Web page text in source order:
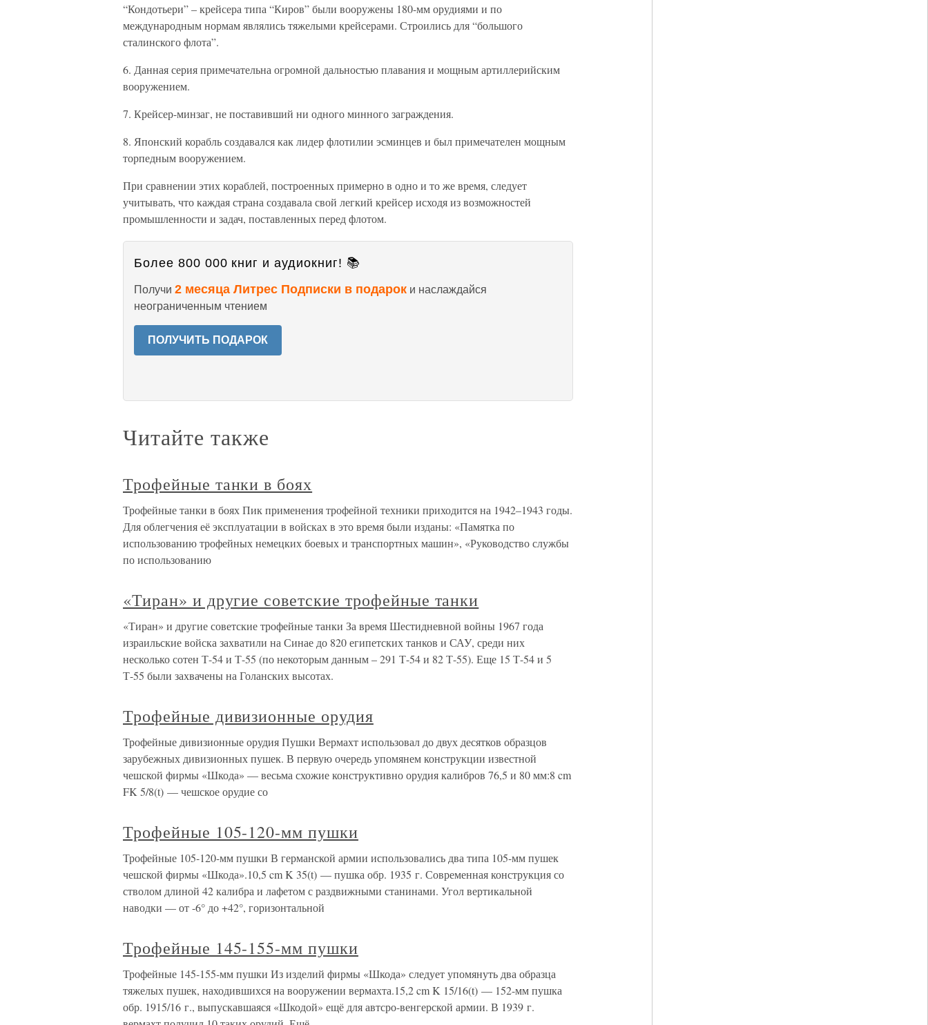
“Кондотьери” – крейсера типа “Киров” были вооружены 180-мм орудиями и по
международным нормам являлись тяжелыми крейсерами. Строились для “большого
сталинского флота”.
6. Данная серия примечательна огромной дальностью плавания и мощным артиллерийским
вооружением.
7. Крейсер-минзаг, не поставивший ни одного минного заграждения.
8. Японский корабль создавался как лидер флотилии эсминцев и был примечателен мощным
торпедным вооружением.
При сравнении этих кораблей, построенных примерно в одно и то же время, следует
учитывать, что каждая страна создавала свой легкий крейсер исходя из возможностей
промышленности и задач, поставленных перед флотом.
Более 800 000 книг и аудиокниг! 📚
Получи 2 месяца Литрес Подписки в подарок и наслаждайся
неограниченным чтением
ПОЛУЧИТЬ ПОДАРОК
Читайте также
Трофейные танки в боях
Трофейные танки в боях Пик применения трофейной техники приходится на 1942–1943 годы.
Для облегчения её эксплуатации в войсках в это время были изданы: «Памятка по
использованию трофейных немецких боевых и транспортных машин», «Руководство службы
по использованию
«Тиран» и другие советские трофейные танки
«Тиран» и другие советские трофейные танки За время Шестидневной войны 1967 года
израильские войска захватили на Синае до 820 египетских танков и САУ, среди них
несколько сотен Т-54 и Т-55 (по некоторым данным – 291 Т-54 и 82 Т-55). Еще 15 Т-54 и 5
Т-55 были захвачены на Голанских высотах.
Трофейные дивизионные орудия
Трофейные дивизионные орудия Пушки Вермахт использовал до двух десятков образцов
зарубежных дивизионных пушек. В первую очередь упомянем конструкции известной
чешской фирмы «Шкода» — весьма схожие конструктивно орудия калибров 76,5 и 80 мм:8 cm
FK 5/8(t) — чешское орудие со
Трофейные 105-120-мм пушки
Трофейные 105-120-мм пушки В германской армии использовались два типа 105-мм пушек
чешской фирмы «Шкода».10,5 cm K 35(t) — пушка обр. 1935 г. Современная конструкция со
стволом длиной 42 калибра и лафетом с раздвижными станинами. Угол вертикальной
наводки — от -6° до +42°, горизонтальной
Трофейные 145-155-мм пушки
Трофейные 145-155-мм пушки Из изделий фирмы «Шкода» следует упомянуть два образца
тяжелых пушек, находившихся на вооружении вермахта.15,2 cm K 15/16(t) — 152-мм пушка
обр. 1915/16 г., выпускавшаяся «Шкодой» ещё для автсро-венгерской армии. В 1939 г.